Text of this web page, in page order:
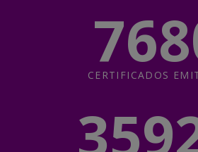
CERTIFICADOS